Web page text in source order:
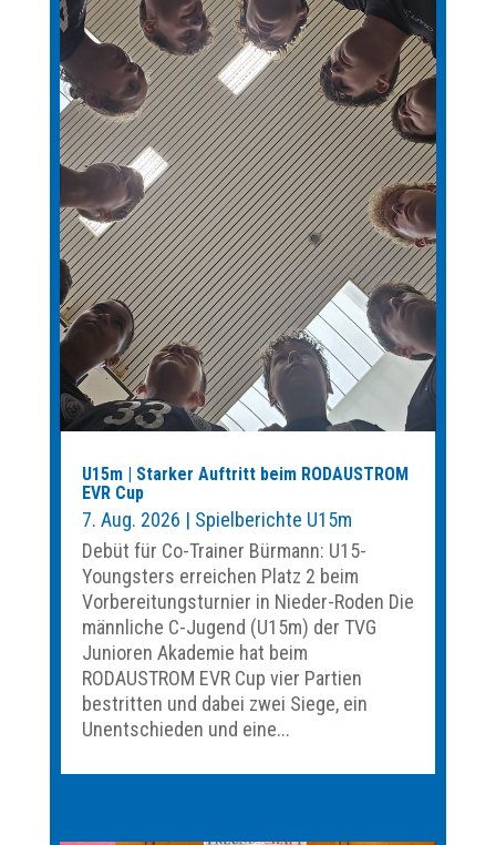
U15m | Starker Auftritt beim RODAUSTROM
EVR Cup
7. Aug. 2026 | Spielberichte U15m
Debüt für Co-Trainer Bürmann: U15-
Youngsters erreichen Platz 2 beim
Vorbereitungsturnier in Nieder-Roden Die
männliche C-Jugend (U15m) der TVG
Junioren Akademie hat beim
RODAUSTROM EVR Cup vier Partien
bestritten und dabei zwei Siege, ein
Unentschieden und eine...